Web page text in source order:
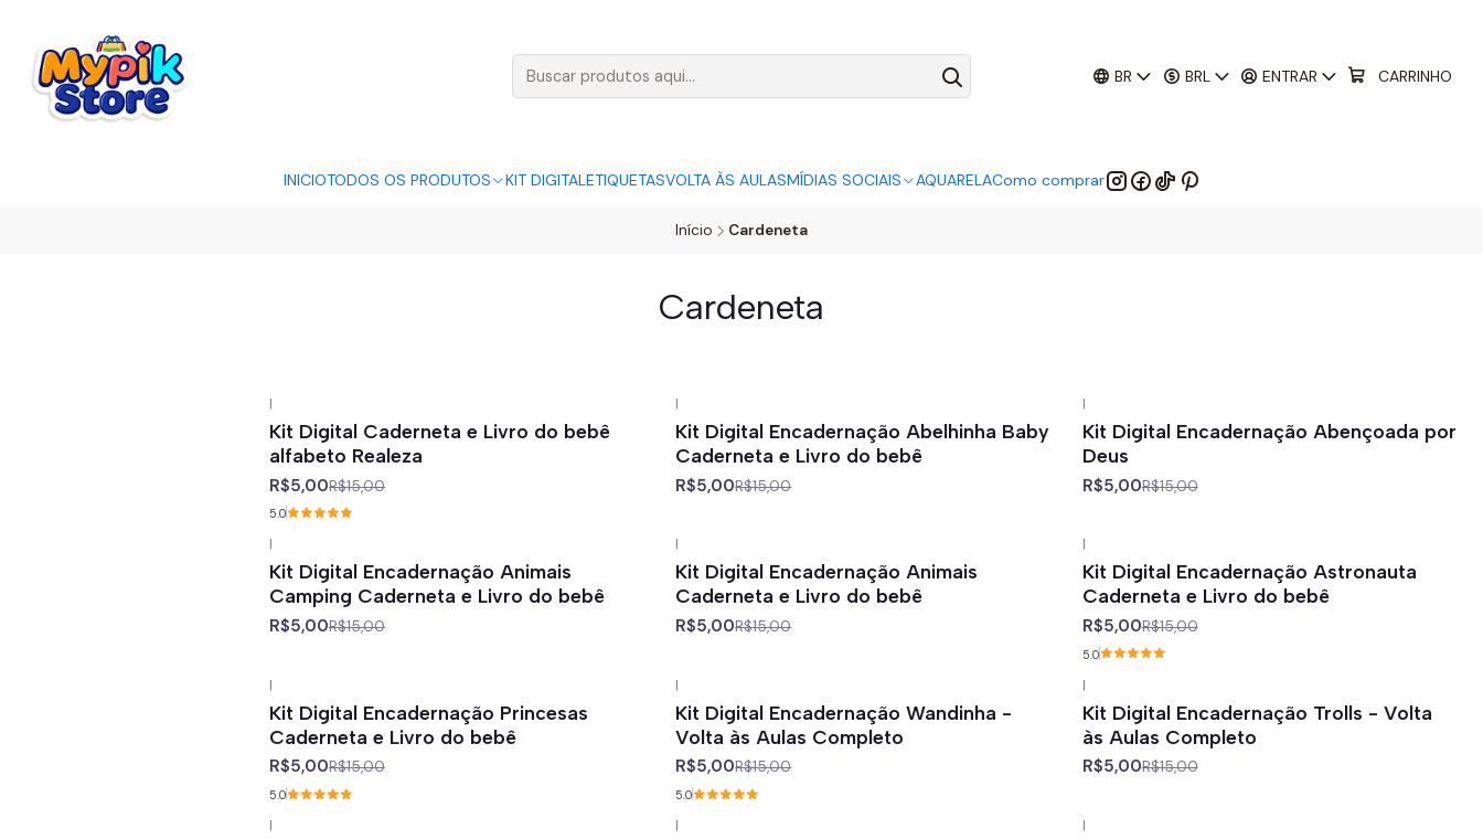
BR BRL ENTRAR CARRINHO
INICIOTODOS OS PRODUTOS KIT DIGITALETIQUETASVOLTA ÀS AULASMÍDIAS SOCIAIS AQUARELAComo comprar
Início Cardeneta
Cardeneta
|
Kit Digital Caderneta e Livro do bebê
alfabeto Realeza
R$5,00R$15,00
5.0
|
Kit Digital Encadernação Abelhinha Baby
Caderneta e Livro do bebê
R$5,00R$15,00
|
Kit Digital Encadernação Abençoada por
Deus
R$5,00R$15,00
|
Kit Digital Encadernação Animais
Camping Caderneta e Livro do bebê
R$5,00R$15,00
|
Kit Digital Encadernação Animais
Caderneta e Livro do bebê
R$5,00R$15,00
|
Kit Digital Encadernação Astronauta
Caderneta e Livro do bebê
R$5,00R$15,00
5.0
|
Kit Digital Encadernação Princesas
Caderneta e Livro do bebê
R$5,00R$15,00
5.0
|
Kit Digital Encadernação Wandinha -
Volta às Aulas Completo
R$5,00R$15,00
5.0
|
Kit Digital Encadernação Trolls - Volta
às Aulas Completo
R$5,00R$15,00
| | |